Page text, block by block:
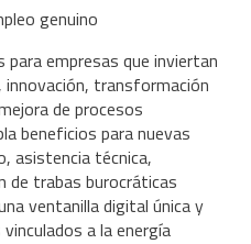
genuino
empresas que inviertan
transformación
de procesos
beneficios para nuevas
asistencia técnica,
de trabas burocráticas
ventanilla digital única y
a la energía